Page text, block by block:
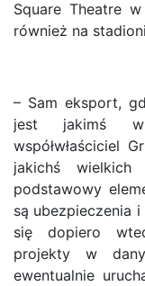
Square Theatre
również na
– Sam eksport,
jest jakimś
współwłaściciel
jakichś
podstawowy
są ubezpieczenia
się dopiero
projekty w
ewentualnie